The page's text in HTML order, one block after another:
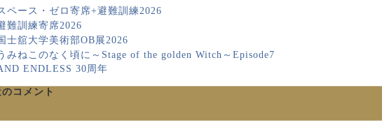
ペース・ゼロ寄席+避難訓練2026
難訓練寄席2026
士舘大学美術部OB展2026
みねこのなく頃に～Stage of the golden Witch～Episode7
ENDLESS 30周年
コメント